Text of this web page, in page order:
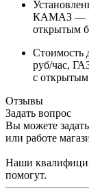
КАМАЗ — 1
открытым
руб/час,
с
Отзывы
Задать вопрос
Вы можете
или работе
Наши
помогут.